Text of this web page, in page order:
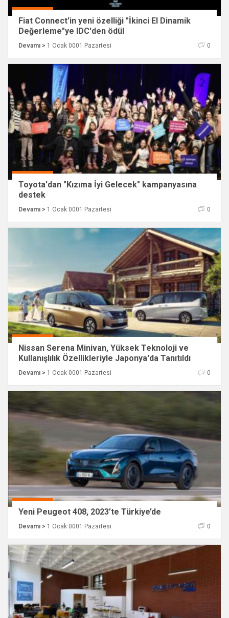
Fiat Connect'in yeni özelliği "İkinci El Dinamik
Değerleme"ye IDC'den ödül
Devamı > 1 Ocak 0001 Pazartesi 0
Toyota'dan "Kızıma İyi Gelecek" kampanyasına
destek
Devamı > 1 Ocak 0001 Pazartesi 0
Nissan Serena Minivan, Yüksek Teknoloji ve
Kullanışlılık Özellikleriyle Japonya'da Tanıtıldı
Devamı > 1 Ocak 0001 Pazartesi 0
Yeni Peugeot 408, 2023’te Türkiye’de
Devamı > 1 Ocak 0001 Pazartesi 0